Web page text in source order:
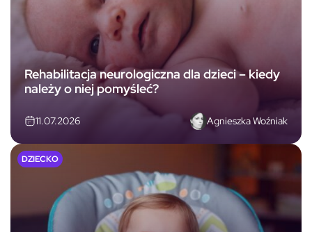
Rehabilitacja neurologiczna dla dzieci – kiedy
należy o niej pomyśleć?
11.07.2026 Agnieszka Woźniak
DZIECKO